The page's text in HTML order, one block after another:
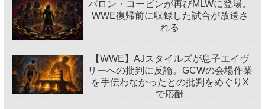
バロン・コービンが再びMLWに登場。
WWE復帰前に収録した試合が放送さ
れる
【WWE】AJスタイルズが息子エイヴ
リーへの批判に反論。GCWの会場作業
を手伝わなかったとの批判をめぐりX
で応酬